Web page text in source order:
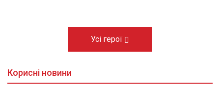
Усі герої
Корисні новини